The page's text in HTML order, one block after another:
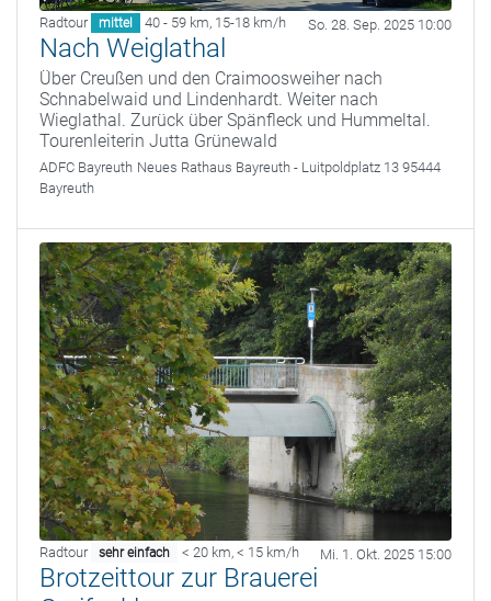
Radtour mittel 40 - 59 km, 15-18 km/h So. 28. Sep. 2025 10:00
Nach Weiglathal
Über Creußen und den Craimoosweiher nach
Schnabelwaid und Lindenhardt. Weiter nach
Wieglathal. Zurück über Spänfleck und Hummeltal.
Tourenleiterin Jutta Grünewald
ADFC Bayreuth Neues Rathaus Bayreuth - Luitpoldplatz 13 95444
Bayreuth
Radtour sehr einfach < 20 km, < 15 km/h Mi. 1. Okt. 2025 15:00
Brotzeittour zur Brauerei